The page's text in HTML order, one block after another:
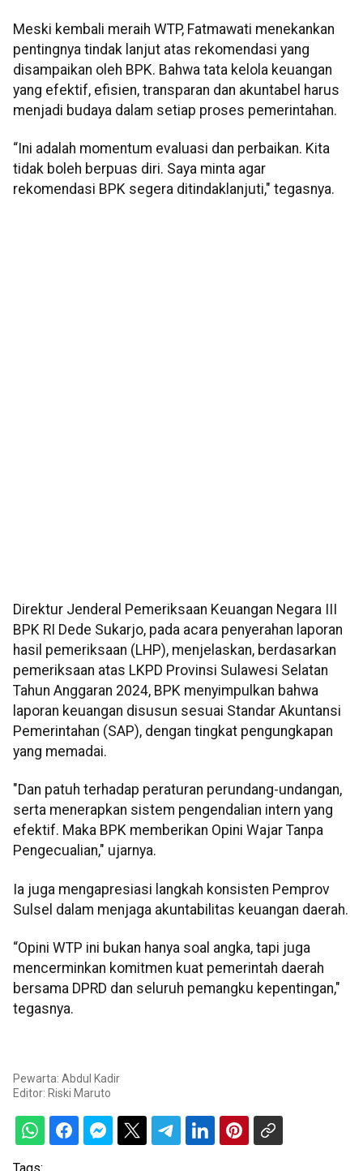
Meski kembali meraih WTP, Fatmawati menekankan
pentingnya tindak lanjut atas rekomendasi yang
disampaikan oleh BPK. Bahwa tata kelola keuangan
yang efektif, efisien, transparan dan akuntabel harus
menjadi budaya dalam setiap proses pemerintahan.
“Ini adalah momentum evaluasi dan perbaikan. Kita
tidak boleh berpuas diri. Saya minta agar
rekomendasi BPK segera ditindaklanjuti," tegasnya.
Direktur Jenderal Pemeriksaan Keuangan Negara III
BPK RI Dede Sukarjo, pada acara penyerahan laporan
hasil pemeriksaan (LHP), menjelaskan, berdasarkan
pemeriksaan atas LKPD Provinsi Sulawesi Selatan
Tahun Anggaran 2024, BPK menyimpulkan bahwa
laporan keuangan disusun sesuai Standar Akuntansi
Pemerintahan (SAP), dengan tingkat pengungkapan
yang memadai.
"Dan patuh terhadap peraturan perundang-undangan,
serta menerapkan sistem pengendalian intern yang
efektif. Maka BPK memberikan Opini Wajar Tanpa
Pengecualian," ujarnya.
Ia juga mengapresiasi langkah konsisten Pemprov
Sulsel dalam menjaga akuntabilitas keuangan daerah.
“Opini WTP ini bukan hanya soal angka, tapi juga
mencerminkan komitmen kuat pemerintah daerah
bersama DPRD dan seluruh pemangku kepentingan,"
tegasnya.
Pewarta: Abdul Kadir
Editor: Riski Maruto
Tags: